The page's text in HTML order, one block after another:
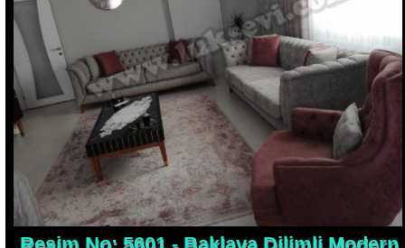
Resim No: 5601 - Baklava Dilimli Modern